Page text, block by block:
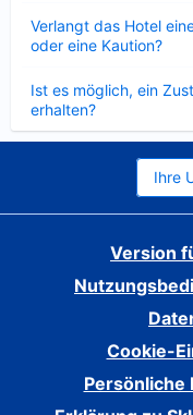
Verlangt das Hotel
oder eine Kaution?
Ist es möglich, ein
erhalten?
Ihre
Version
Cookie-
Persönliche